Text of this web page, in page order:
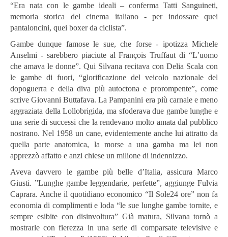
“Era nata con le gambe ideali – conferma Tatti Sanguineti,
memoria storica del cinema italiano - per indossare quei
pantaloncini, quei boxer da ciclista”.
Gambe dunque famose le sue, che forse - ipotizza Michele
Anselmi - sarebbero piaciute al François Truffaut di “L’uomo
che amava le donne”. Qui Silvana recitava con Delia Scala con
le gambe di fuori, “glorificazione del veicolo nazionale del
dopoguerra e della diva più autoctona e prorompente”, come
scrive Giovanni Buttafava. La Pampanini era più carnale e meno
aggraziata della Lollobrigida, ma sfoderava due gambe lunghe e
una serie di successi che la rendevano molto amata dal pubblico
nostrano. Nel 1958 un cane, evidentemente anche lui attratto da
quella parte anatomica, la morse a una gamba ma lei non
apprezzò affatto e anzi chiese un milione di indennizzo.
Aveva davvero le gambe più belle d’Italia, assicura Marco
Giusti. ”Lunghe gambe leggendarie, perfette”, aggiunge Fulvia
Caprara. Anche il quotidiano economico “Il Sole24 ore” non fa
economia di complimenti e loda “le sue lunghe gambe tornite, e
sempre esibite con disinvoltura” Già matura, Silvana tornò a
mostrarle con fierezza in una serie di comparsate televisive e